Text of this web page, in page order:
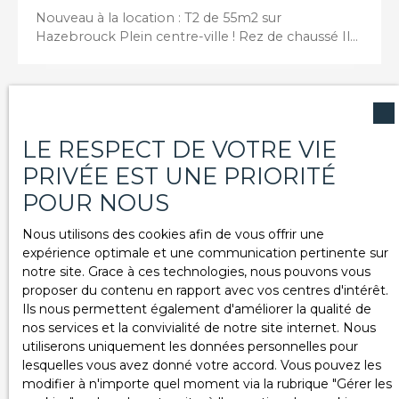
Nouveau à la location : T2 de 55m2 sur
Hazebrouck Plein centre-ville ! Rez de chaussé Il
Loué
Loué
Appartement à louer, 3 pièces -
LE RESPECT DE VOTRE VIE
PRIVÉE EST UNE PRIORITÉ
POUR NOUS
Nous utilisons des cookies afin de vous offrir une
expérience optimale et une communication pertinente sur
notre site. Grace à ces technologies, nous pouvons vous
proposer du contenu en rapport avec vos centres d'intérêt.
Ils nous permettent également d'améliorer la qualité de
nos services et la convivialité de notre site internet. Nous
utiliserons uniquement les données personnelles pour
lesquelles vous avez donné votre accord. Vous pouvez les
modifier à n'importe quel moment via la rubrique ″Gérer les